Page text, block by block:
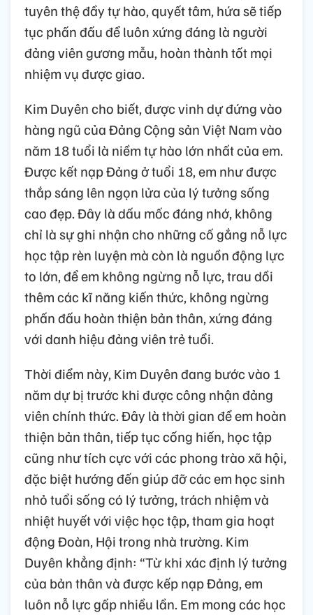
tuyên thệ đầy tự hào, quyết tâm, hứa sẽ tiếp
tục phấn đấu để luôn xứng đáng là người
đảng viên gương mẫu, hoàn thành tốt mọi
nhiệm vụ được giao.
Kim Duyên cho biết, được vinh dự đứng vào
hàng ngũ của Đảng Cộng sản Việt Nam vào
năm 18 tuổi là niềm tự hào lớn nhất của em.
Được kết nạp Đảng ở tuổi 18, em như được
thắp sáng lên ngọn lửa của lý tưởng sống
cao đẹp. Đây là dấu mốc đáng nhớ, không
chỉ là sự ghi nhận cho những cố gắng nỗ lực
học tập rèn luyện mà còn là nguồn động lực
to lớn, để em không ngừng nỗ lực, trau dồi
thêm các kĩ năng kiến thức, không ngừng
phấn đấu hoàn thiện bản thân, xứng đáng
với danh hiệu đảng viên trẻ tuổi.
Thời điểm này, Kim Duyên đang bước vào 1
năm dự bị trước khi được công nhận đảng
viên chính thức. Đây là thời gian để em hoàn
thiện bản thân, tiếp tục cống hiến, học tập
cũng như tích cực với các phong trào xã hội,
đặc biệt hướng đến giúp đỡ các em học sinh
nhỏ tuổi sống có lý tưởng, trách nhiệm và
nhiệt huyết với việc học tập, tham gia hoạt
động Đoàn, Hội trong nhà trường. Kim
Duyên khẳng định: “Từ khi xác định lý tưởng
của bản thân và được kếp nạp Đảng, em
luôn nỗ lực gấp nhiều lần. Em mong các học